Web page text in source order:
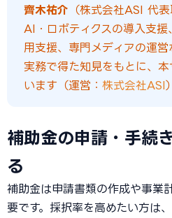
齊木祐介 （株式会社ASI 代表
AI・ロボティクスの導入支
用支援、専門メディアの運営
実務で得た知見をもとに、
います（運営： 株式会社ASI
補助金の申請・手続
る
補助金は申請書類の作成や事業
要です。採択率を高めたい方は